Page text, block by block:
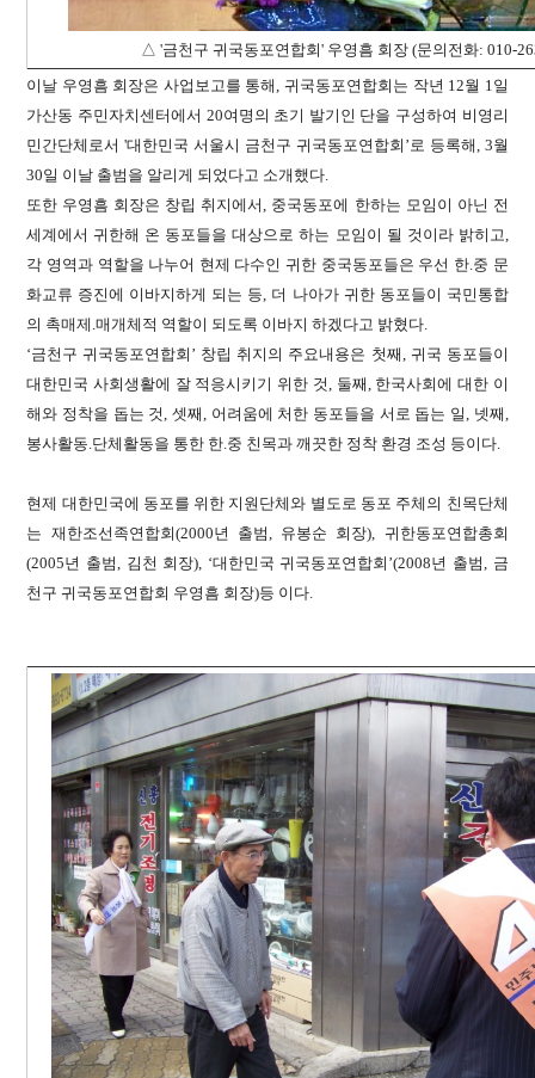
△ '금천구 귀국동포연합회' 우영흠 회장 (문의전화: 010-
이날 우영흠 회장은 사업보고를 통해, 귀국동포연합회는 작년 12월 1일
가산동 주민자치센터에서 20여명의 초기 발기인 단을 구성하여 비영리
민간단체로서 '대한민국 서울시 금천구 귀국동포연합회’로 등록해, 3월
30일 이날 출범을 알리게 되었다고 소개했다.
또한 우영흠 회장은 창립 취지에서, 중국동포에 한하는 모임이 아닌 전
세계에서 귀한해 온 동포들을 대상으로 하는 모임이 될 것이라 밝히고,
각 영역과 역할을 나누어 현제 다수인 귀한 중국동포들은 우선 한.중 문
화교류 증진에 이바지하게 되는 등, 더 나아가 귀한 동포들이 국민통합
의 촉매제.매개체적 역할이 되도록 이바지 하겠다고 밝혔다.
‘금천구 귀국동포연합회’ 창립 취지의 주요내용은 첫째, 귀국 동포들이
대한민국 사회생활에 잘 적응시키기 위한 것, 둘째, 한국사회에 대한 이
해와 정착을 돕는 것, 셋째, 어려움에 처한 동포들을 서로 돕는 일, 넷째,
봉사활동.단체활동을 통한 한.중 친목과 깨끗한 정착 환경 조성 등이다.
현제 대한민국에 동포를 위한 지원단체와 별도로 동포 주체의 친목단체
는 재한조선족연합회(2000년 출범, 유봉순 회장), 귀한동포연합총회
(2005년 출범, 김천 회장), ‘대한민국 귀국동포연합회’(2008년 출범, 금
천구 귀국동포연합회 우영흠 회장)등 이다.